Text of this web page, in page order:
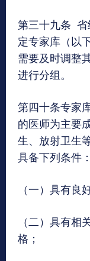
第三十九条 省
定专家库（以
需要及时调整
进行分组。
第四十条专家
的医师为主要
生、放射卫生
具备下列条件：
（一）具有良
（二）具有
格；